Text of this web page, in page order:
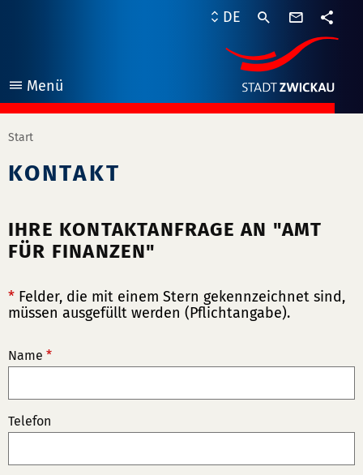
Menü
öffnen
DE
Start
KONTAKT
IHRE KONTAKTANFRAGE AN "AMT
FÜR FINANZEN"
* Felder, die mit einem Stern gekennzeichnet sind,
müssen ausgefüllt werden (Pflichtangabe).
Name *
Telefon